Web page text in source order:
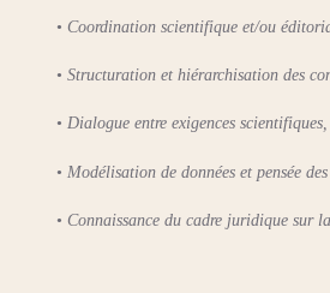
• Coordination scientifique et/ou
• Structuration et hiérarchisation des
• Dialogue entre exigences
• Modélisation de données et pensée des
• Connaissance du cadre juridique sur